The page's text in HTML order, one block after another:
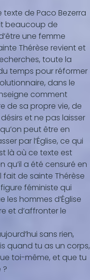
texte de Paco Bezerra
beaucoup de
une femme
Thérèse revient et
toute la
temps pour réformer
dans le
comment
de sa propre vie, de
et ne pas laisser
peut être en
par l’Église, ce qui
là où ce texte est
qu’il a été censuré en
fait de sainte Thérèse
féministe qui
hommes d’Église
et d’affronter le
sans rien,
quand tu as un corps,
toi-même, et que tu
?